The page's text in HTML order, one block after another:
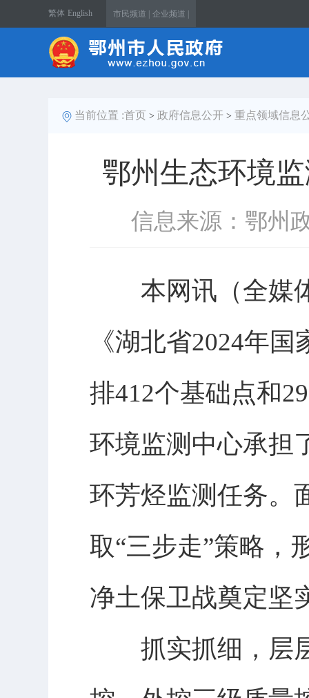
繁体 English 市民频道 | 企业频道 |
当前位置 :首页 > 政府信息公开 > 重点领域信息
鄂州生态环境
信息来源：鄂州
本网讯（全媒体
《湖北省2024年
排412个基础点和
环境监测中心承担
环芳烃监测任务。
取“三步走”策略，
净土保卫战奠定坚
抓实抓细，层层